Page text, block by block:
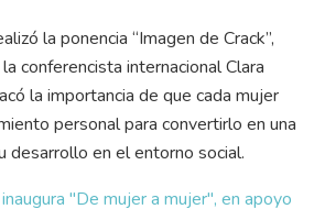
la ponencia “Imagen de Crack”,
conferencista internacional Clara
la importancia de que cada mujer
personal para convertirlo en una
desarrollo en el entorno social.